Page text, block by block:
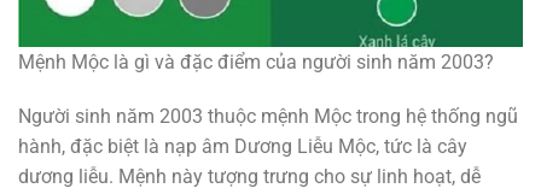
Mệnh Mộc là gì và đặc điểm của người sinh năm 2003?
Người sinh năm 2003 thuộc mệnh Mộc trong hệ thống ngũ
hành, đặc biệt là nạp âm Dương Liễu Mộc, tức là cây
dương liễu. Mệnh này tượng trưng cho sự linh hoạt, dễ